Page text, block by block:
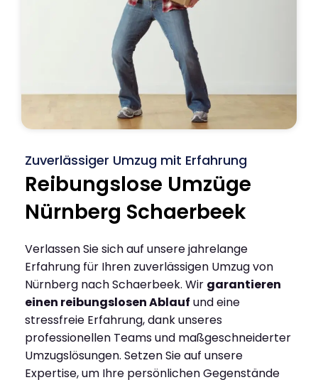
Zuverlässiger Umzug mit Erfahrung
Reibungslose Umzüge
Nürnberg Schaerbeek
Verlassen Sie sich auf unsere jahrelange
Erfahrung für Ihren zuverlässigen Umzug von
Nürnberg nach Schaerbeek. Wir garantieren
einen reibungslosen Ablauf und eine
stressfreie Erfahrung, dank unseres
professionellen Teams und maßgeschneiderter
Umzugslösungen. Setzen Sie auf unsere
Expertise, um Ihre persönlichen Gegenstände